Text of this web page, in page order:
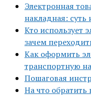
Электронная
накладная: суть
Кто использует
зачем
Как оформить
транспортную
Пошаговая
На что